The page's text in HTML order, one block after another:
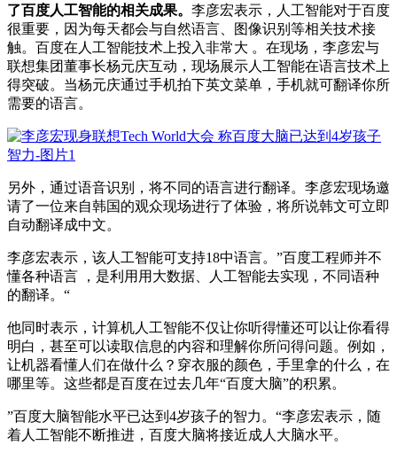
了百度人工智能的相关成果。 李彦宏表示，人工智能对于百度
很重要，因为每天都会与自然语言、图像识别等相关技术接
触。百度在人工智能技术上投入非常大 。在现场，李彦宏与
联想集团董事长杨元庆互动，现场展示人工智能在语言技术上
得突破。当杨元庆通过手机拍下英文菜单，手机就可翻译你所
需要的语言。
另外，通过语音识别，将不同的语言进行翻译。李彦宏现场邀
请了一位来自韩国的观众现场进行了体验，将所说韩文可立即
自动翻译成中文。
李彦宏表示，该人工智能可支持18中语言。”百度工程师并不
懂各种语言 ，是利用用大数据、人工智能去实现，不同语种
的翻译。“
他同时表示，计算机人工智能不仅让你听得懂还可以让你看得
明白，甚至可以读取信息的内容和理解你所问得问题。例如，
让机器看懂人们在做什么？穿衣服的颜色，手里拿的什么，在
哪里等。这些都是百度在过去几年“百度大脑”的积累。
”百度大脑智能水平已达到4岁孩子的智力。“李彦宏表示，随
着人工智能不断推进，百度大脑将接近成人大脑水平。